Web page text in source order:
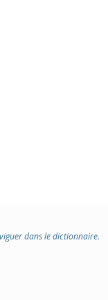
dans le dictionnaire.